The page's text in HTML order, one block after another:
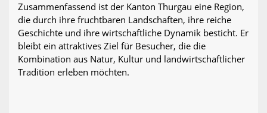
Zusammenfassend ist der Kanton Thurgau eine Region,
die durch ihre fruchtbaren Landschaften, ihre reiche
Geschichte und ihre wirtschaftliche Dynamik besticht. Er
bleibt ein attraktives Ziel für Besucher, die die
Kombination aus Natur, Kultur und landwirtschaftlicher
Tradition erleben möchten.